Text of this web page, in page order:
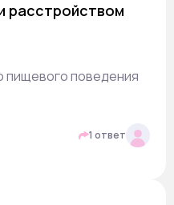
расстройством
пищевого поведения
1 ответ